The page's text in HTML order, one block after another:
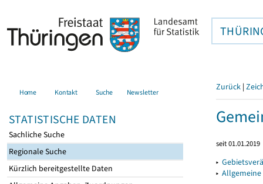
Home Kontakt Suche Newsletter
STATISTISCHE DATEN
Sachliche Suche
Regionale Suche
Kürzlich bereitgestellte Daten
Zurück |
seit 01.01.2019
▸
▸